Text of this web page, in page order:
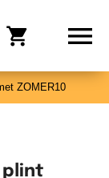
ZOMER10
shopping_cart 
plint